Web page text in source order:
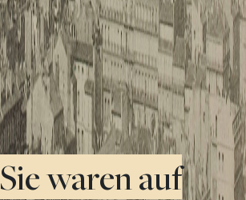
Sie waren auf